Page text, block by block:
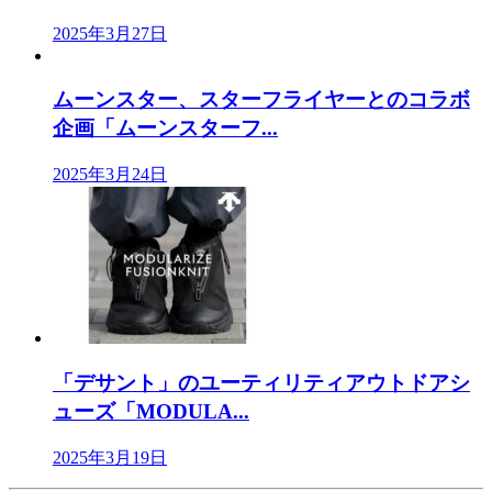
2025年3月27日
ムーンスター、スターフライヤーとのコラボ
企画「ムーンスターフ...
2025年3月24日
「デサント」のユーティリティアウトドアシ
ューズ「MODULA...
2025年3月19日